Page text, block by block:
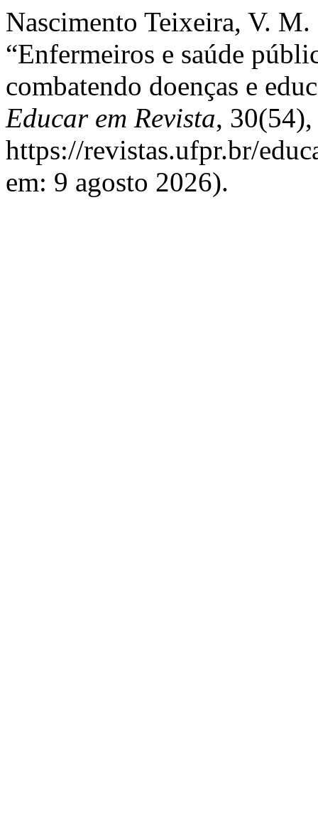
Nascimento Teixeira, V.
“Enfermeiros e saúde
combatendo doenças e
Educar em Revista,
https://revistas.ufpr.br/
em: 9 agosto 2026).